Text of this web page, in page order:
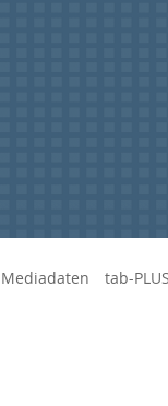
Mediadaten tab-